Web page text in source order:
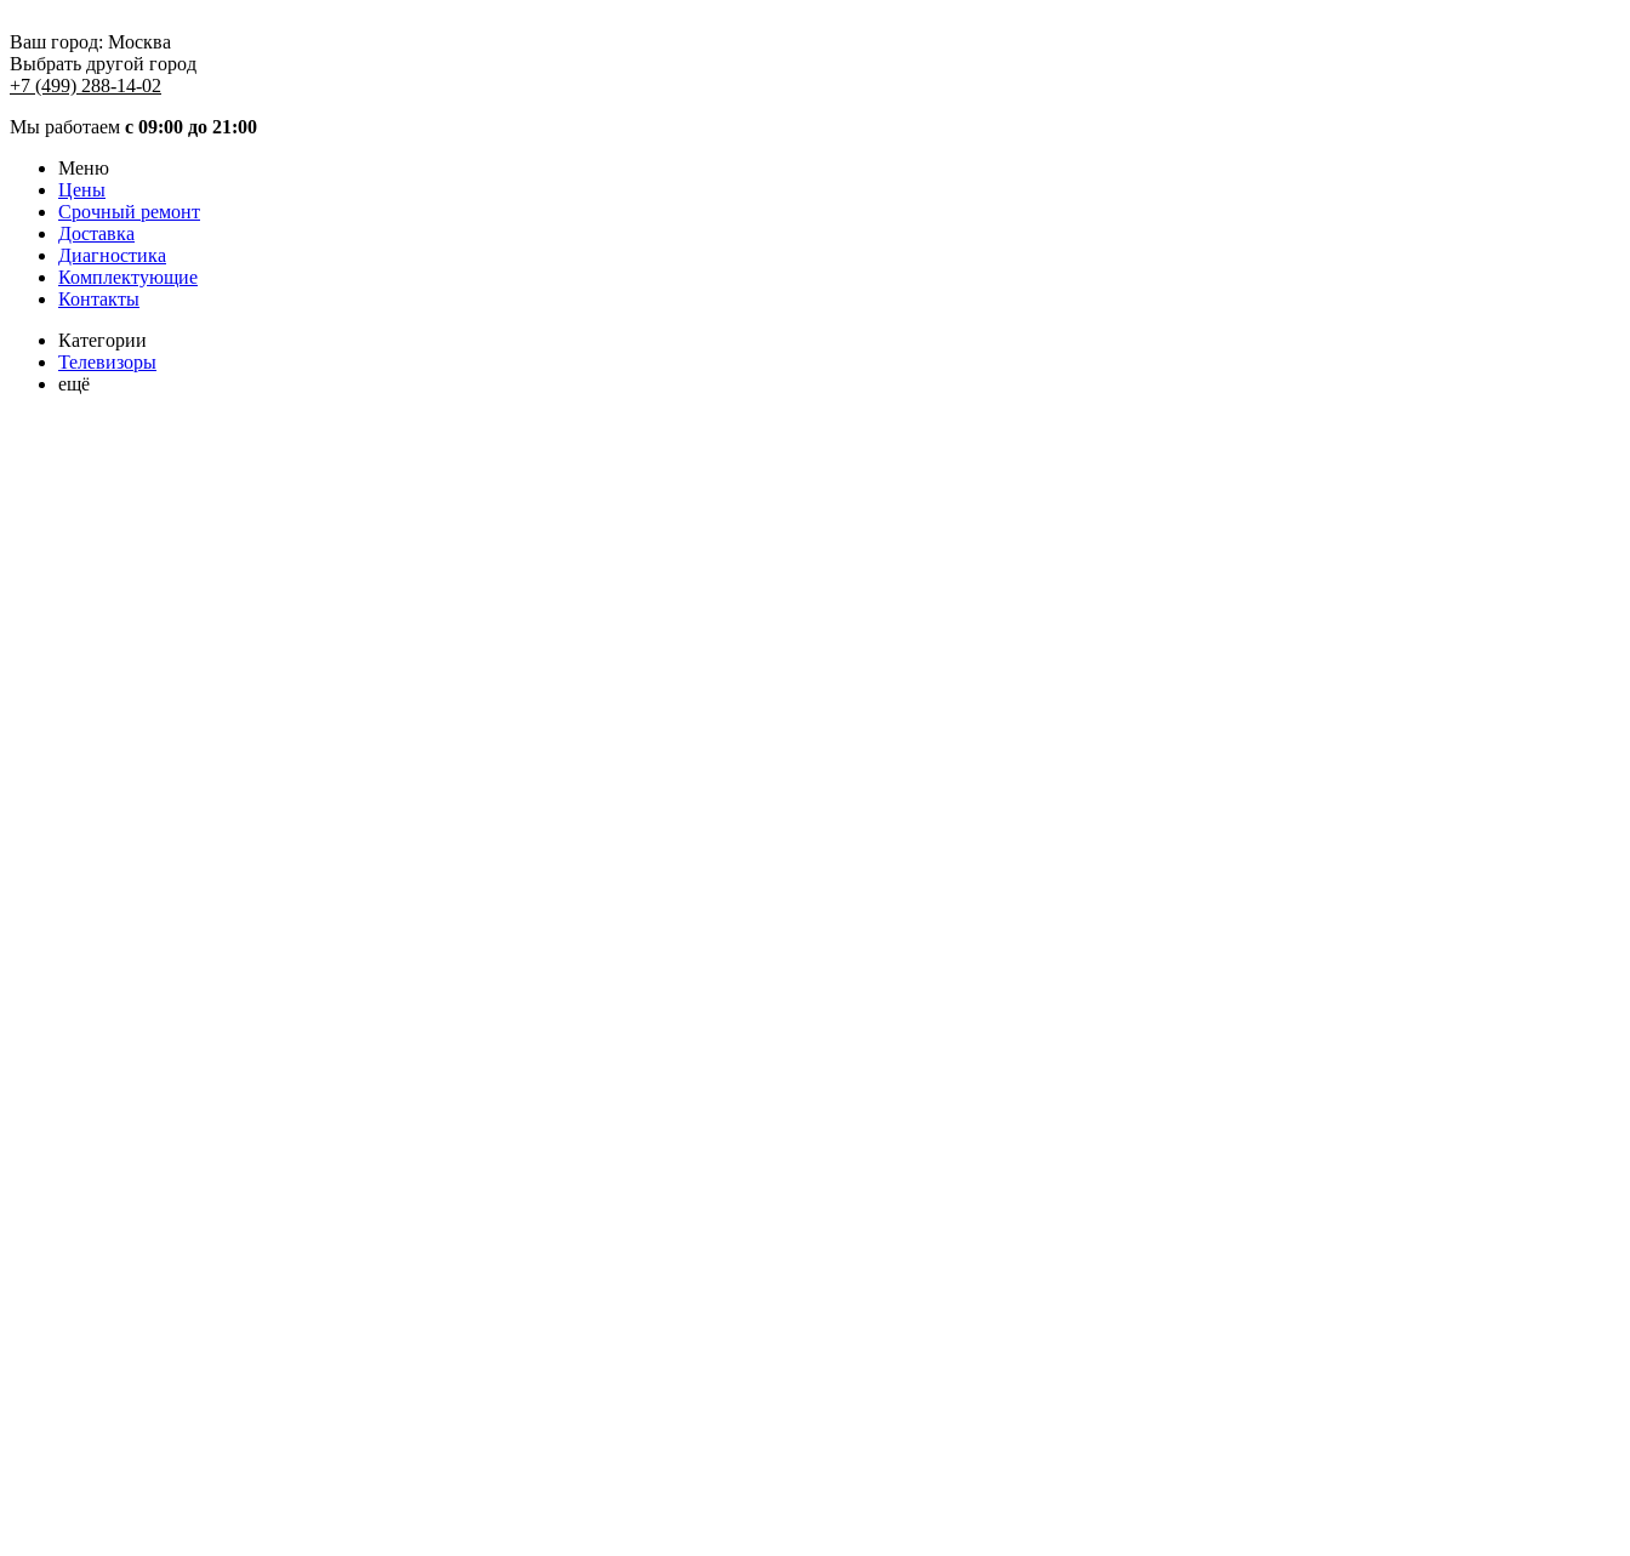
Ваш город: Москва
Выбрать другой город
+7 (499) 288-14-02
Мы работаем с 09:00 до 21:00
Меню
Цены
Срочный ремонт
Доставка
Диагностика
Комплектующие
Контакты
Категории
Телевизоры
ещё